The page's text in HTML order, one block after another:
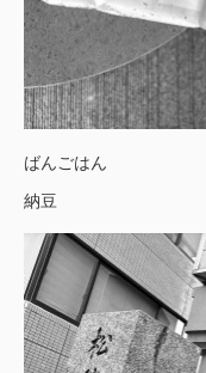
ばんごはん
納豆